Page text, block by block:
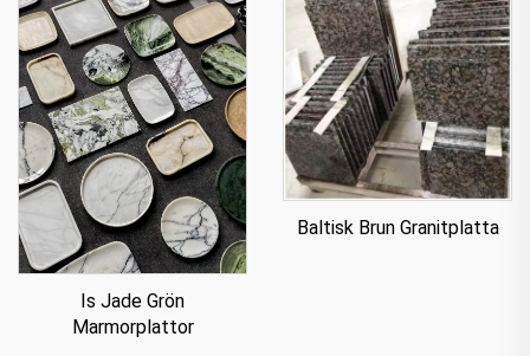
Is Jade Grön
Marmorplattor
Baltisk Brun Granitplatta